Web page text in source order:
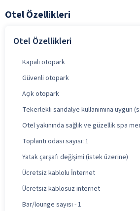
Otel Özellikleri
Otel Özellikleri
Kapalı otopark
Güvenli otopark
Açık otopark
Tekerlekli sandalye kullanımına uygun
Otel yakınında sağlık ve güzellik spa
Toplantı odası sayısı: 1
Yatak çarşafı değişimi (istek üzerine)
Ücretsiz kablolu İnternet
Ücretsiz kablosuz internet
Bar/lounge sayısı - 1